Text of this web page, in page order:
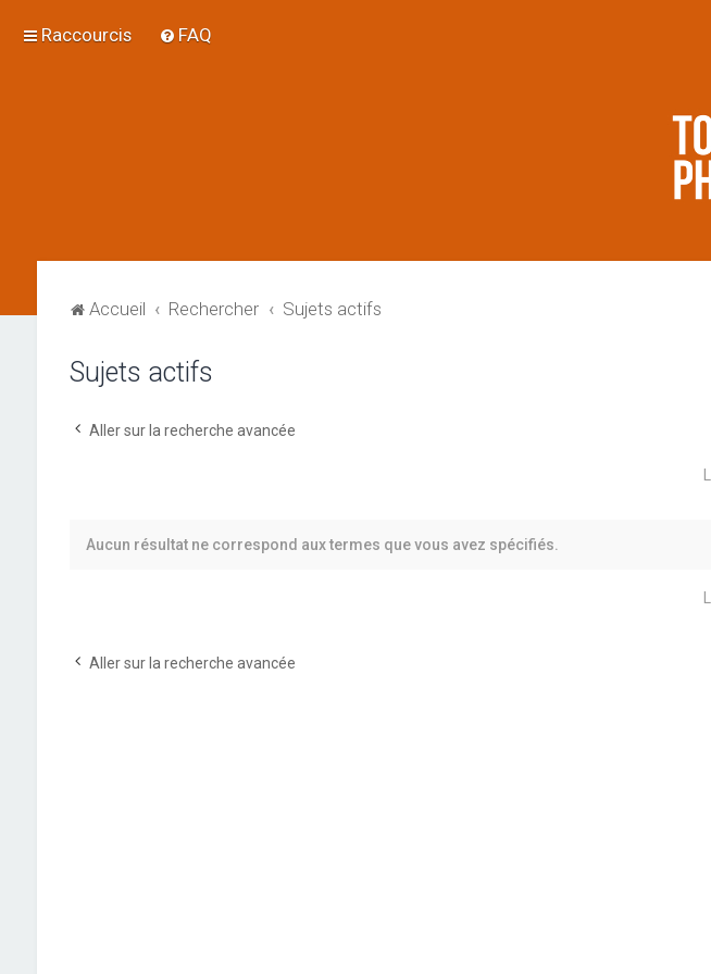
Raccourcis FAQ
Accueil Rechercher Sujets actifs
Sujets actifs
Aller sur la recherche avancée
Aucun résultat ne correspond aux termes que vous avez spécifiés.
Aller sur la recherche avancée